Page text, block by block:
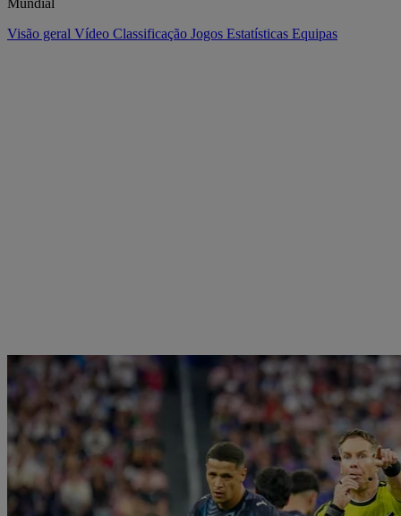
Mundial
Visão geral Vídeo Classificação Jogos Estatísticas Equipas